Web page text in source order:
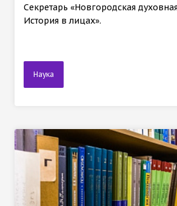
Секретарь «Новгородская
История в лицах».
Наука